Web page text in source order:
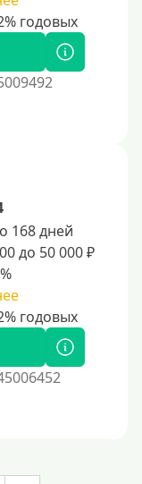
средств с
платежи.
с 18 лет.
168 дней
до 50 000 ₽